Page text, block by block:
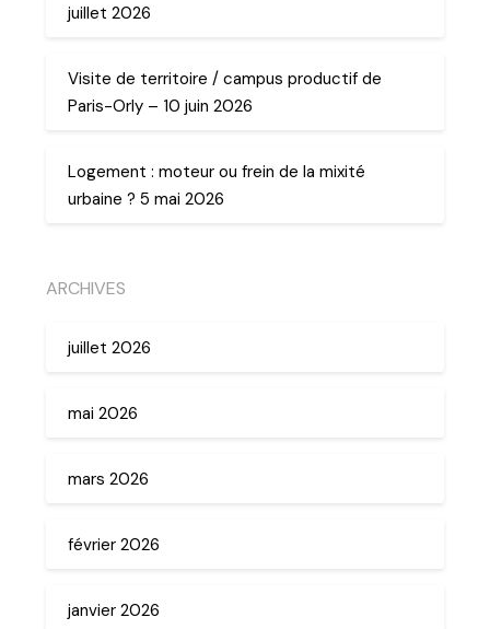
juillet 2026
Visite de territoire / campus productif de
Paris-Orly – 10 juin 2026
Logement : moteur ou frein de la mixité
urbaine ? 5 mai 2026
ARCHIVES
juillet 2026
mai 2026
mars 2026
février 2026
janvier 2026